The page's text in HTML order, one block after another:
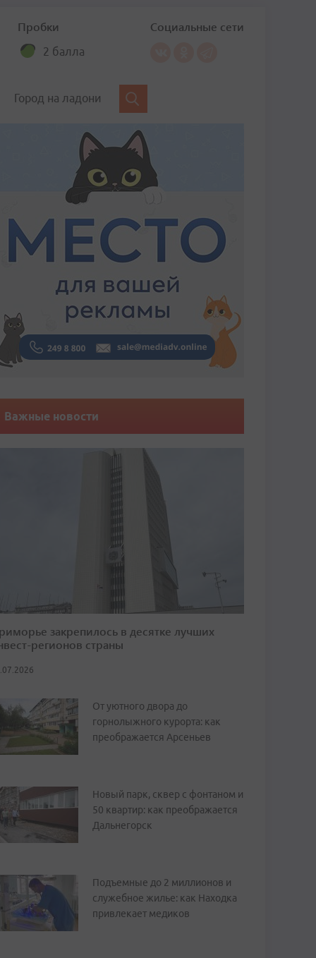
Пробки
2 балла
Социальные сети
Город на ладони
Важные новости
закрепилось в десятке лучших
регионов страны
От уютного двора до
горнолыжного курорта: как
преображается Арсеньев
Новый парк, сквер с фонтаном и
50 квартир: как преображается
Дальнегорск
Подъемные до 2 миллионов и
служебное жилье: как Находка
привлекает медиков